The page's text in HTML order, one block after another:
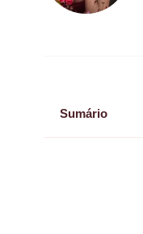
Sumário